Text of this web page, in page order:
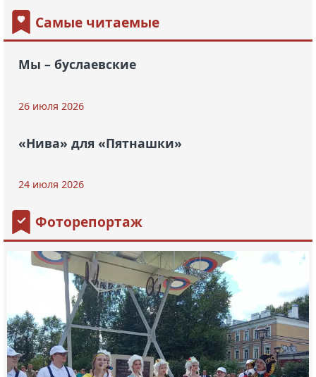
Самые читаемые
Мы – буслаевские
26 июля 2026
«Нива» для «Пятнашки»
24 июля 2026
Фоторепортаж